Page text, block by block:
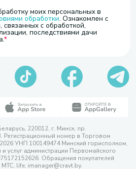
моих персональных в
обработки. Ознакомлен с
с обработкой,
последствиями дачи
220012, г. Минск, пр.
Регистрационный номер в Торговом
УНП 100149474 Минский горисполком,
услуг администрации Первомайского
Обращения покупателей
life, imanager@cravt.by.